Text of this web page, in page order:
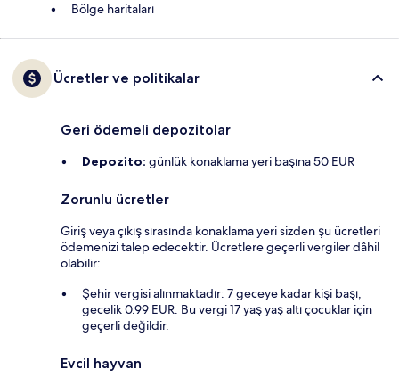
Bölge haritaları
Ücretler ve politikalar
Geri ödemeli depozitolar
Depozito: günlük konaklama yeri başına 50 EUR
Zorunlu ücretler
Giriş veya çıkış sırasında konaklama yeri sizden şu ücretleri
ödemenizi talep edecektir. Ücretlere geçerli vergiler dâhil
olabilir:
Şehir vergisi alınmaktadır: 7 geceye kadar kişi başı,
gecelik 0.99 EUR. Bu vergi 17 yaş yaş altı çocuklar için
geçerli değildir.
Evcil hayvan